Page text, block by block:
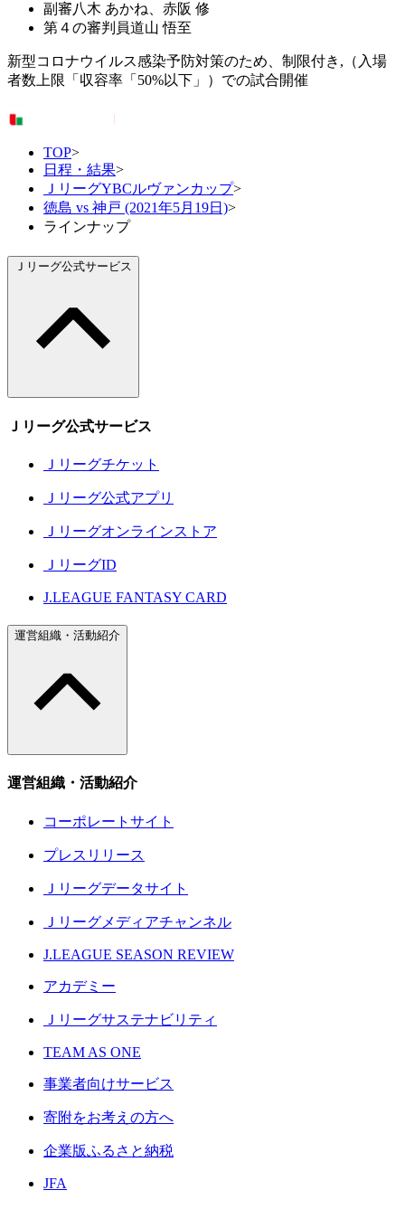
副審八木 あかね、赤阪 修
第４の審判員道山 悟至
新型コロナウイルス感染予防対策のため、制限付き,（入場
者数上限「収容率「50%以下」）での試合開催
TOP>
日程・結果>
ＪリーグYBCルヴァンカップ>
徳島 vs 神戸 (2021年5月19日)>
ラインナップ
Ｊリーグ公式サービス
Ｊリーグ公式サービス
Ｊリーグチケット
Ｊリーグ公式アプリ
Ｊリーグオンラインストア
ＪリーグID
J.LEAGUE FANTASY CARD
運営組織・活動紹介
運営組織・活動紹介
コーポレートサイト
プレスリリース
Ｊリーグデータサイト
Ｊリーグメディアチャンネル
J.LEAGUE SEASON REVIEW
アカデミー
Ｊリーグサステナビリティ
TEAM AS ONE
事業者向けサービス
寄附をお考えの方へ
企業版ふるさと納税
JFA